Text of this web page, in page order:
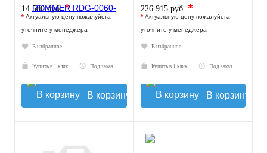
14 500 руб.*
* Актуальную цену пожалуйста
уточните у менеджера
В избранное
Купить в 1 клик Под заказ
В корзину
226 915 руб. *
* Актуальную цену пожалуйста
уточните у менеджера
В избранное
Купить в 1 клик Под заказ
В корзину